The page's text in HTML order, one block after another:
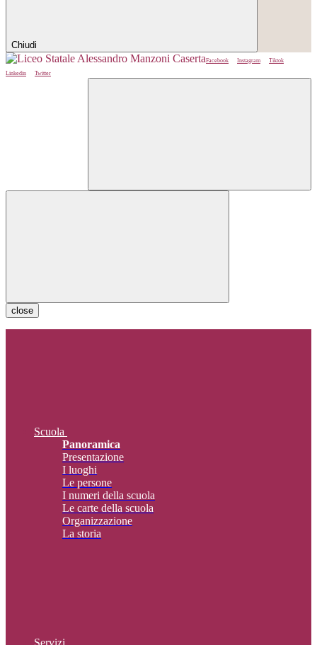
Chiudi
Facebook Instagram
Tiktok
Linkedin
Twitter
close
Scuola
Panoramica
Presentazione
I luoghi
Le persone
I numeri della scuola
Le carte della scuola
Organizzazione
La storia